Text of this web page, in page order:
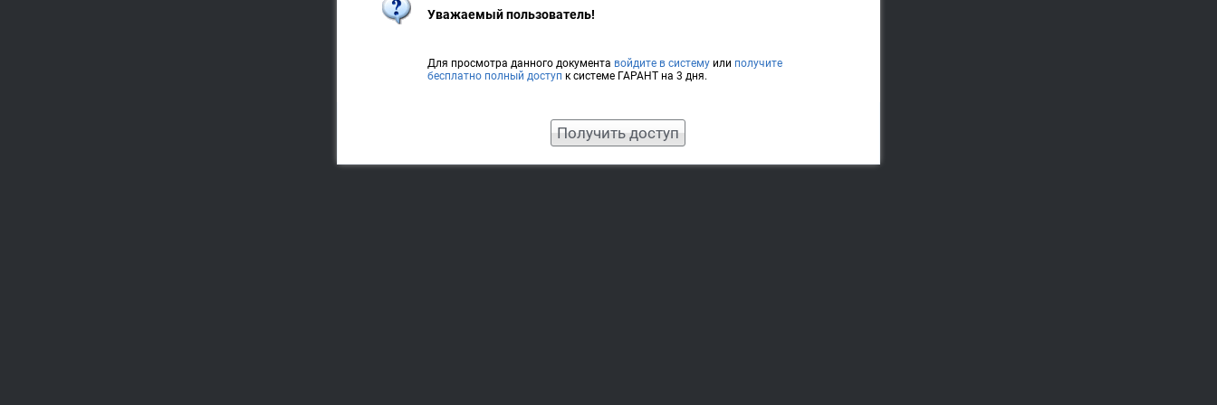
Уважаемый пользователь!
Для просмотра данного документа войдите в систему или получите
бесплатно полный доступ к системе ГАРАНТ на 3 дня.
Получить доступ